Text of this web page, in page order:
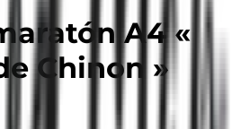
A4 «
Chinon »